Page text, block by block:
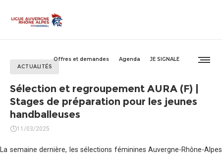
Offres et demandes Agenda
JE SIGNALE
ACTUALITÉS
Sélection et regroupement AURA (F) |
Stages de préparation pour les jeunes
handballeuses
11/03/2025
La semaine dernière, les sélections féminines Auvergne-Rhône-Alpes